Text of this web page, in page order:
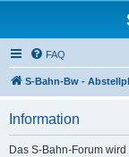
FAQ
S-Bahn-Bw -
Information
Das S-Bahn-Forum